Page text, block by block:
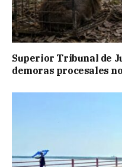
Superior Tribunal de
demoras procesales